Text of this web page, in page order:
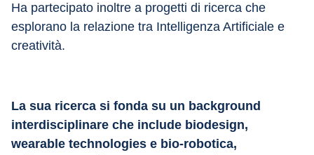
Ha partecipato inoltre a progetti di ricerca che
esplorano la relazione tra Intelligenza Artificiale e
creatività.
La sua ricerca si fonda su un background
interdisciplinare che include biodesign,
wearable technologies e bio-robotica,